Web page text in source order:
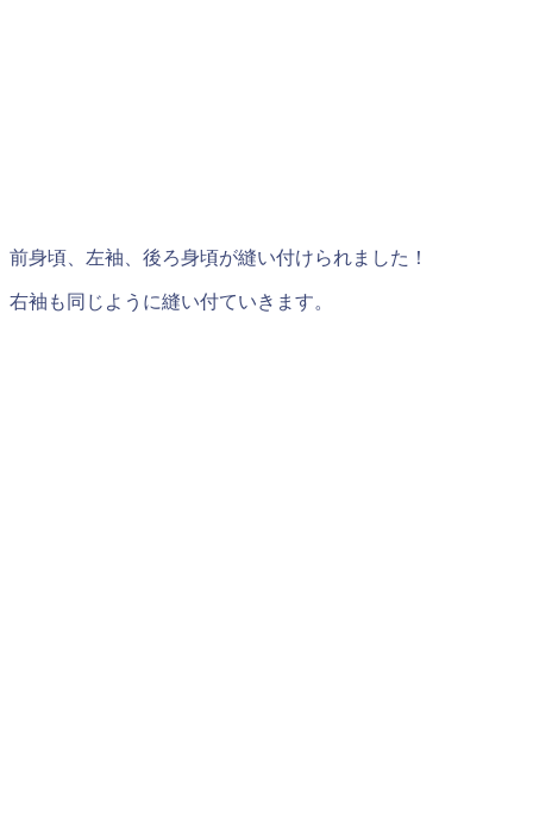
前身頃、左袖、後ろ身頃が縫い付けられました！
右袖も同じように縫い付ていきます。